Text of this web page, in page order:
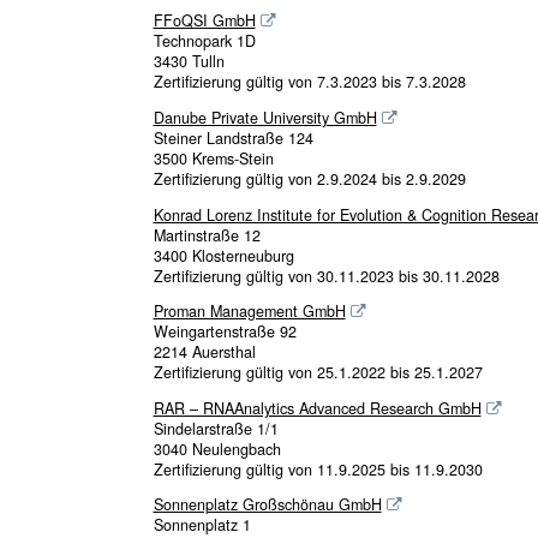
FFoQSI GmbH
Technopark 1D
3430 Tulln
Zertifizierung gültig von 7.3.2023 bis 7.3.2028
Danube Private University GmbH
Steiner Landstraße 124
3500 Krems-Stein
Zertifizierung gültig von 2.9.2024 bis 2.9.2029
Konrad Lorenz Institute for Evolution & Cognition
Martinstraße 12
3400 Klosterneuburg
Zertifizierung gültig von 30.11.2023 bis 30.11.2028
Proman Management GmbH
Weingartenstraße 92
2214 Auersthal
Zertifizierung gültig von 25.1.2022 bis 25.1.2027
RAR – RNAAnalytics Advanced Research GmbH
Sindelarstraße 1/1
3040 Neulengbach
Zertifizierung gültig von 11.9.2025 bis 11.9.2030
Sonnenplatz Großschönau GmbH
Sonnenplatz 1